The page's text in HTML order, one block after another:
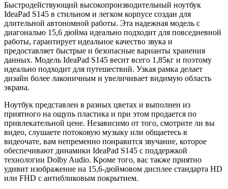
Быстродействующий высокопроизводительный ноутбук
IdeaPad S145 в стильном и легком корпусе создан для
длительной автономной работы. Эта надежная модель с
диагональю 15,6 дюйма идеально подходит для повседневной
работы, гарантирует идеальное качество звука и
предоставляет быстрые и безопасные варианты хранения
данных. Модель IdeaPad S145 весит всего 1,85кг и поэтому
идеально подходит для путешествий. Узкая рамка делает
дизайн более лаконичным и увеличивает видимую область
экрана.
Ноутбук представлен в разных цветах и выполнен из
приятного на ощупь пластика и при этом продается по
привлекательной цене. Независимо от того, смотрите ли вы
видео, слушаете потоковую музыку или общаетесь в
видеочате, вам непременно понравится звучание, которое
обеспечивают динамики IdeaPad S145 с поддержкой
технологии Dolby Audio. Кроме того, вас также приятно
удивит изображение на 15,6-дюймовом дисплее стандарта HD
или FHD с антибликовым покрытием.